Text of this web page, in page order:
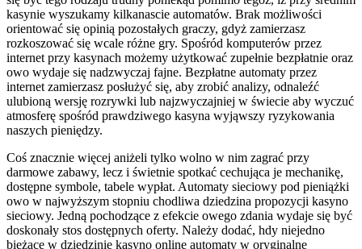
kasynie wyszukamy kilkanascie automatów. Brak możliwości
orientować się opinią pozostałych graczy, gdyż zamierzasz
rozkoszować się wcale różne gry. Spośród komputerów przez
internet przy kasynach możemy użytkować zupełnie bezpłatnie oraz
owo wydaje się nadzwyczaj fajne. Bezpłatne automaty przez
internet zamierzasz posłużyć się, aby zrobić analizy, odnaleźć
ulubioną wersję rozrywki lub najzwyczajniej w świecie aby wyczuć
atmosferę spośród prawdziwego kasyna wyjąwszy ryzykowania
naszych pieniędzy.
Coś znacznie więcej aniżeli tylko wolno w nim zagrać przy
darmowe zabawy, lecz i świetnie spotkać cechująca je mechanikę,
dostępne symbole, tabele wypłat. Automaty sieciowy pod pieniążki
owo w najwyższym stopniu chodliwa dziedzina propozycji kasyno
sieciowy. Jedną pochodzące z efekcie owego zdania wydaje się być
doskonały stos dostępnych oferty. Należy dodać, hdy niejedno
bieżące w dziedzinie kasyno online automaty w oryginalne